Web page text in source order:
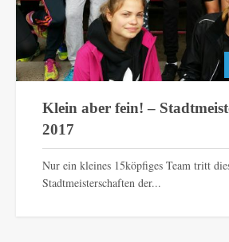
Klein aber fein! –
2017
Nur ein kleines 15köpfiges Team tritt
Stadtmeisterschaften der...